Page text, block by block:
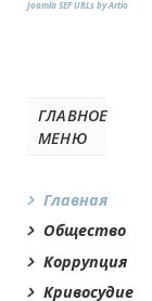
Joomla SEF URLs by Artio
ГЛАВНОЕ
МЕНЮ
Главная
Общество
Коррупция
Кривосудие